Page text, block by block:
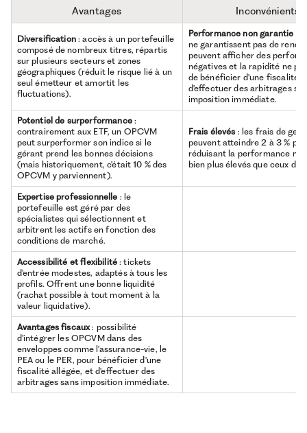
Avantages Inconvénients
Diversification: accès à un portefeuille
composé de nombreux titres, répartis
sur plusieurs secteurs et zones
géographiques (réduit le risque lié à un
seul émetteur et amortit les
fluctuations).
Performance non garantie
ne garantissent pas de
peuvent afficher des
négatives et la rapidité ne
de bénéficier d'une fiscalité
d'effectuer des arbitrages
imposition immédiate.
Potentiel de surperformance:
contrairement aux ETF, un OPCVM
peut surperformer son indice si le
gérant prend les bonnes décisions
(mais historiquement, c'était 10 % des
OPCVM y parviennent).
Frais élevés : les frais de
peuvent atteindre 2 à 3 %
réduisant la performance
bien plus élevés que ceux des
Expertise professionnelle : le
portefeuille est géré par des
spécialistes qui sélectionnent et
arbitrent les actifs en fonction des
conditions de marché.
Accessibilité et flexibilité : tickets
d'entrée modestes, adaptés à tous les
profils. Offrent une bonne liquidité
(rachat possible à tout moment à la
valeur liquidative).
Avantages fiscaux: possibilité
d'intégrer les OPCVM dans des
enveloppes comme l'assurance-vie, le
PEA ou le PER, pour bénéficier d'une
fiscalité allégée, et d'effectuer des
arbitrages sans imposition immédiate.